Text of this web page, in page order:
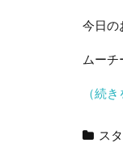
今日の
ムー
（続
ス